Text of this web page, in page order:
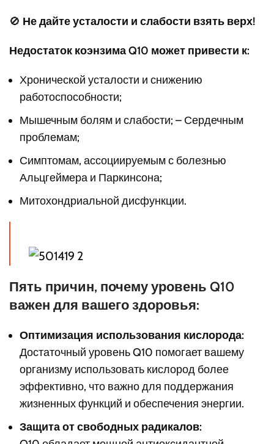
🚫 Не дайте усталости и слабости взять верх!
Недостаток коэнзима Q10 может привести к:
Хронической усталости и снижению
работоспособности;
Мышечным болям и слабости; – Сердечным
проблемам;
Симптомам, ассоциируемым с болезнью
Альцгеймера и Паркинсона;
Митохондриальной дисфункции.
Пять причин, почему уровень Q10
важен для вашего здоровья:
Оптимизация использования кислорода:
Достаточный уровень Q10 помогает вашему
организму использовать кислород более
эффективно, что важно для поддержания
жизненных функций и обеспечения энергии.
Защита от свободных радикалов: